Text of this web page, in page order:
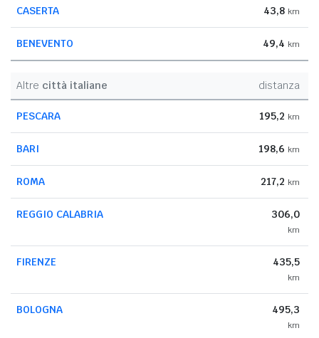
CASERTA 43,8 km
BENEVENTO 49,4 km
Altre città italiane distanza
PESCARA 195,2 km
BARI 198,6 km
ROMA 217,2 km
REGGIO CALABRIA 306,0
km
FIRENZE 435,5
km
BOLOGNA 495,3
km